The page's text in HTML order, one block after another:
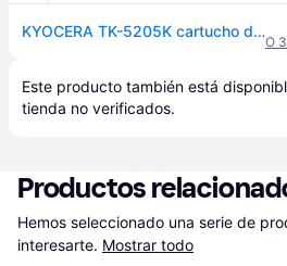
KYOCERA TK-5205K cartucho de tÃ³ner 1 pieza(s) Original Negro
O
Este producto también está
tienda no verificados.
Productos
Hemos seleccionado una serie de
interesarte. Mostrar todo